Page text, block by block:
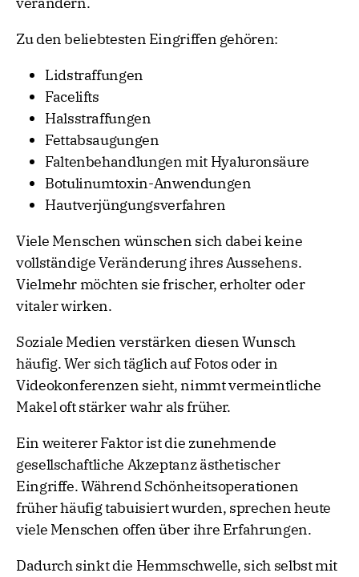
Zu den beliebtesten Eingriffen gehören:
Lidstraffungen
Facelifts
Halsstraffungen
Fettabsaugungen
Faltenbehandlungen mit Hyaluronsäure
Botulinumtoxin-Anwendungen
Hautverjüngungsverfahren
Viele Menschen wünschen sich dabei keine
vollständige Veränderung ihres Aussehens.
Vielmehr möchten sie frischer, erholter oder
vitaler wirken.
Soziale Medien verstärken diesen Wunsch
häufig. Wer sich täglich auf Fotos oder in
Videokonferenzen sieht, nimmt vermeintliche
Makel oft stärker wahr als früher.
Ein weiterer Faktor ist die zunehmende
gesellschaftliche Akzeptanz ästhetischer
Eingriffe. Während Schönheitsoperationen
früher häufig tabuisiert wurden, sprechen heute
viele Menschen offen über ihre Erfahrungen.
Dadurch sinkt die Hemmschwelle, sich selbst mit